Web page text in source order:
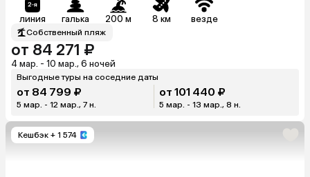
линия галька 200 м 8 км везде
Собственный пляж
от 84 271 ₽
4 мар. - 10 мар., 6 ночей
Выгодные туры на соседние даты
от 84 799 ₽
5 мар. - 12 мар., 7 н.
от 101 440 ₽
5 мар. - 13 мар., 8 н.
Кешбэк + 1 574